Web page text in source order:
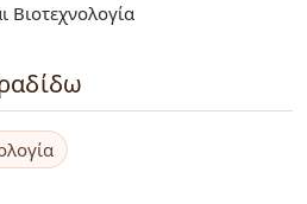
Βιοτεχνολογία